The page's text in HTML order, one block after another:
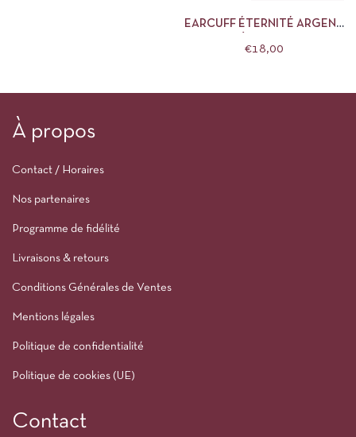
EARCUFF ÉTERNITÉ ARGENT
€18,00
À propos
Contact / Horaires
Nos partenaires
Programme de fidélité
Livraisons & retours
Conditions Générales de Ventes
Mentions légales
Politique de confidentialité
Politique de cookies (UE)
Contact